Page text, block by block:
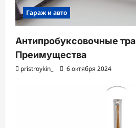
Гараж и авто
Антипробуксовочные
Преимущества
pristroykin_ 6 октября 2024